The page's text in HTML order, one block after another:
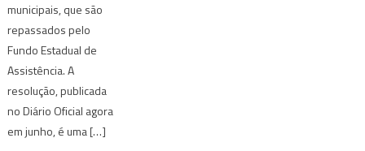
municipais, que são
repassados pelo
Fundo Estadual de
Assistência. A
resolução, publicada
no Diário Oficial agora
em junho, é uma […]